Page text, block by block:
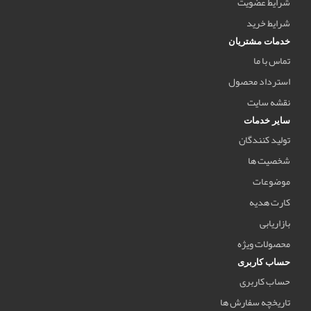
شرایط خرید
خدمات مشتریان
تماس با ما
استرداد محصول
نقشه سایت
سایر خدمات
تولید کنندگان
شخصیت ها
موضوعات
کارت هدیه
بازاریابی
محصولات ویژه
حساب کاربری
حساب کاربری
تاریخچه سفارش ها